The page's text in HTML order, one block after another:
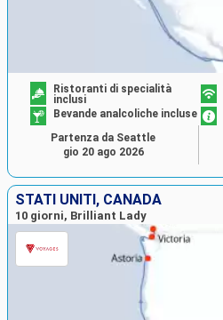
Ristoranti di specialità
inclusi
Bevande analcoliche incluse
Partenza da Seattle
gio 20 ago 2026
STATI UNITI, CANADA
10 giorni, Brilliant Lady